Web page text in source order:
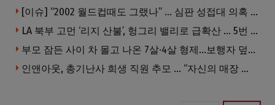
[이슈] “2002 월드컵때도 그랬나” … 심판 성접대 의혹 해외로 일파만파, 4강 신화까지 불똥
LA 북부 고먼 ‘리지 산불’, 헝그리 밸리로 급확산 … 5번 Fwy 양방향 전면 폐쇄
부모 잠든 사이 차 몰고 나온 7살·4살 형제…보행자 덮쳐 중태
인앤아웃, 총기난사 희생 직원 추모 … “자신의 매장 운영이 꿈이었다”